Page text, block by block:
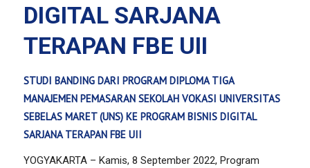
DIGITAL SARJANA
TERAPAN FBE UII
STUDI BANDING DARI PROGRAM DIPLOMA TIGA
MANAJEMEN PEMASARAN SEKOLAH VOKASI UNIVERSITAS
SEBELAS MARET (UNS) KE PROGRAM BISNIS DIGITAL
SARJANA TERAPAN FBE UII
YOGYAKARTA – Kamis, 8 September 2022, Program